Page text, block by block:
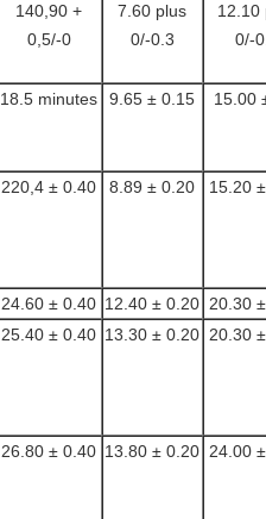
140,90 +
0,5/-0
7.60 plus
0/-0.3
12.10
0/-
18.5 minutes 9.65 ± 0.15 15.00
220,4 ± 0.40 8.89 ± 0.20 15.20
24.60 ± 0.40 12.40 ± 0.20 20.30
25.40 ± 0.40 13.30 ± 0.20 20.30
26.80 ± 0.40 13.80 ± 0.20 24.00